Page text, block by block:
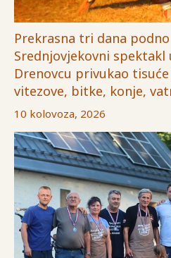
Prekrasna tri dana
Srednjovjekovni spektakl
Drenovcu privukao
vitezove, bitke, konje,
10 kolovoza, 2026